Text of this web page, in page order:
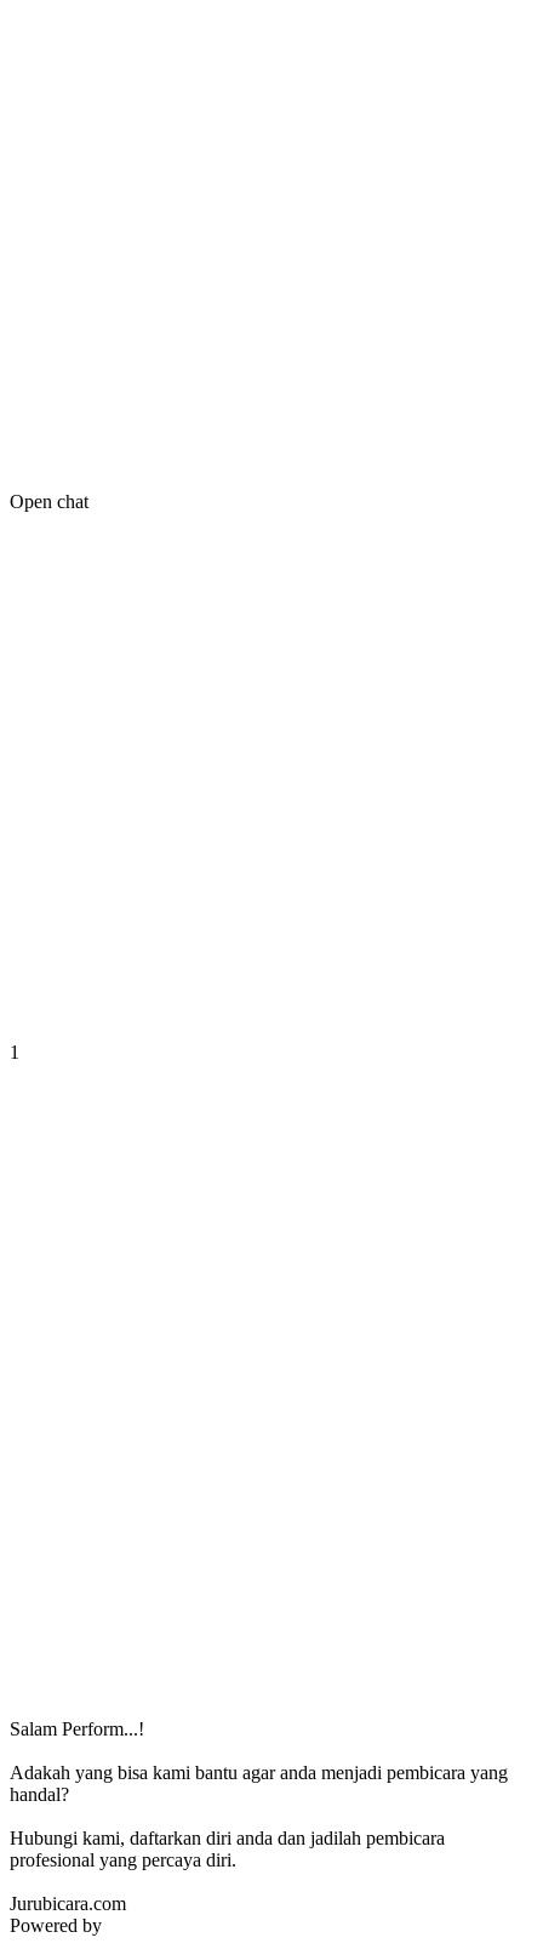
Open chat
1
Salam Perform...!
Adakah yang bisa kami bantu agar anda menjadi pembicara yang
handal?
Hubungi kami, daftarkan diri anda dan jadilah pembicara
profesional yang percaya diri.
Jurubicara.com
Powered by